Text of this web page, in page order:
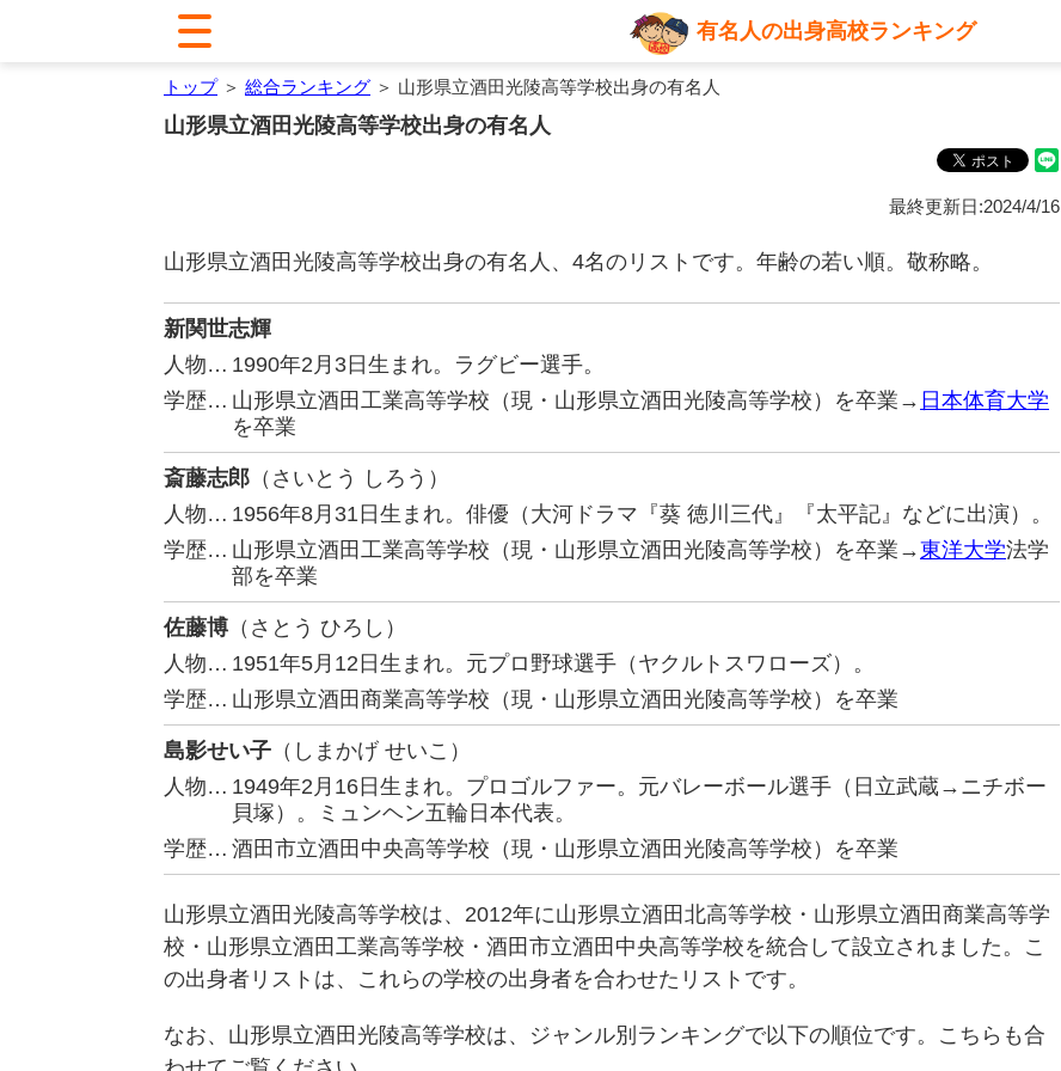
有名人の出身高校ランキング
トップ＞ 総合ランキング ＞ 山形県立酒田光陵高等学校出身の有名人
山形県立酒田光陵高等学校出身の有名人
最終更新日:2024/4/16
山形県立酒田光陵高等学校出身の有名人、4名のリストです。年齢の若い順。敬称略。
新関世志輝
人物… 1990年2月3日生まれ。ラグビー選手。
学歴… 山形県立酒田工業高等学校（現・山形県立酒田光陵高等学校）を卒業→ 日本体育大学
を卒業
斎藤志郎 （さいとう しろう）
人物… 1956年8月31日生まれ。俳優（大河ドラマ『葵 徳川三代』『太平記』などに出演）。
学歴… 山形県立酒田工業高等学校（現・山形県立酒田光陵高等学校）を卒業→東洋大学法学
部を卒業
佐藤博 （さとう ひろし）
人物… 1951年5月12日生まれ。元プロ野球選手（ヤクルトスワローズ）。
学歴… 山形県立酒田商業高等学校（現・山形県立酒田光陵高等学校）を卒業
島影せい子 （しまかげ せいこ）
人物… 1949年2月16日生まれ。プロゴルファー。元バレーボール選手（日立武蔵→ニチボー
貝塚）。ミュンヘン五輪日本代表。
学歴… 酒田市立酒田中央高等学校（現・山形県立酒田光陵高等学校）を卒業
山形県立酒田光陵高等学校は、2012年に山形県立酒田北高等学校・山形県立酒田商業高等学
校・山形県立酒田工業高等学校・酒田市立酒田中央高等学校を統合して設立されました。こ
の出身者リストは、これらの学校の出身者を合わせたリストです。
なお、山形県立酒田光陵高等学校は、ジャンル別ランキングで以下の順位です。こちらも合